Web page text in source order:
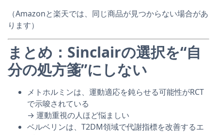
（Amazonと楽天では、同じ商品が見つからない場合があ
ります）
まとめ：Sinclairの選択を“自
分の処方箋”にしない
メトホルミンは、運動適応を鈍らせる可能性がRCT
で示唆されている
→ 運動重視の人ほど悩ましい
ベルベリンは、T2DM領域で代謝指標を改善するエ